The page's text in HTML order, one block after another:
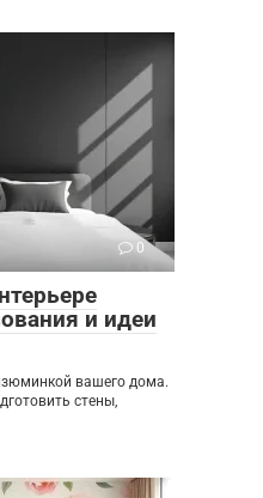
0
и идеи
вашего дома.
стены,